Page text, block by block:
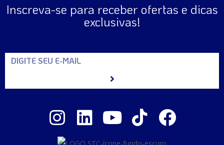
Inscreva-se para receber ofertas e dicas
exclusivas!